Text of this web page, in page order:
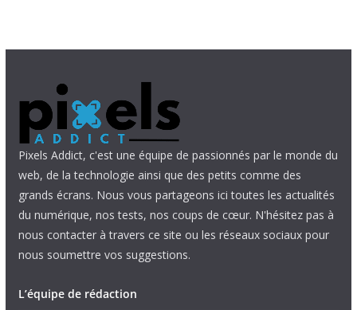
Pixels Addict, c'est une équipe de passionnés par le monde du
web, de la technologie ainsi que des petits comme des
grands écrans. Nous vous partageons ici toutes les actualités
du numérique, nos tests, nos coups de cœur. N'hésitez pas à
nous contacter à travers ce site ou les réseaux sociaux pour
nous soumettre vos suggestions.
L’équipe de rédaction